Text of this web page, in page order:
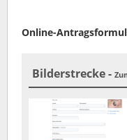
Online-
Bilderstrecke -